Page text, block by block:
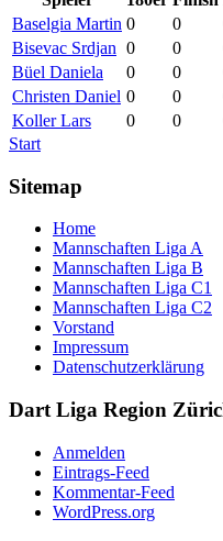
Baselgia Martin 0 0
Bisevac Srdjan 0 0
Büel Daniela
0 0
Christen Daniel 0 0
Koller Lars
0 0
Start
Sitemap
Home
Mannschaften Liga A
Mannschaften Liga B
Mannschaften Liga C1
Mannschaften Liga C2
Vorstand
Impressum
Datenschutzerklärung
Dart Liga Region
Anmelden
Eintrags-Feed
Kommentar-Feed
WordPress.org